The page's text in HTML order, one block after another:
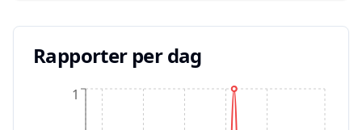
Rapporter per dag
1